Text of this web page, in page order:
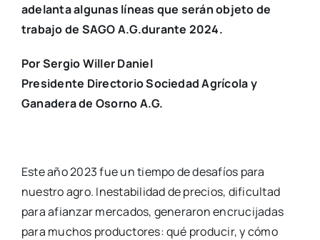
adelanta algunas líneas que serán objeto de
trabajo de SAGO A.G.durante 2024.
Por Sergio Willer Daniel
Presidente Directorio Sociedad Agrícola y
Ganadera de Osorno A.G.
Este año 2023 fue un tiempo de desafíos para
nuestro agro. Inestabilidad de precios, dificultad
para afianzar mercados, generaron encrucijadas
para muchos productores: qué producir, y cómo